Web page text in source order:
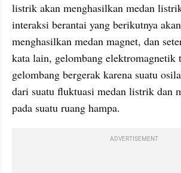
listrik akan menghasilkan medan
interaksi berantai yang berikutnya
menghasilkan medan magnet, dan
kata lain, gelombang elektromagnetik
gelombang bergerak karena suatu
dari suatu fluktuasi medan listrik dan
pada suatu ruang hampa.
ADVERTISEMENT